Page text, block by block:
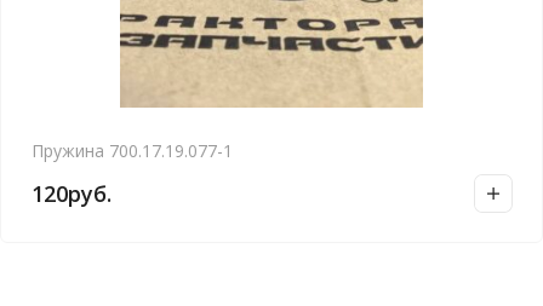
Пружина 700.17.19.077-1
120руб.